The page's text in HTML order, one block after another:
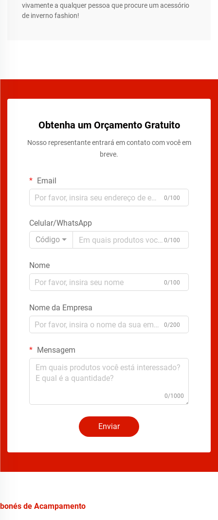
vivamente a qualquer pessoa que procure um acessório
de inverno fashion!
Obtenha um Orçamento Gratuito
Nosso representante entrará em contato com você em
breve.
Email
0/100
Celular/WhatsApp
Código
0/100
Nome
0/100
Nome da Empresa
0/200
Mensagem
0/1000
Enviar
bonés de Acampamento